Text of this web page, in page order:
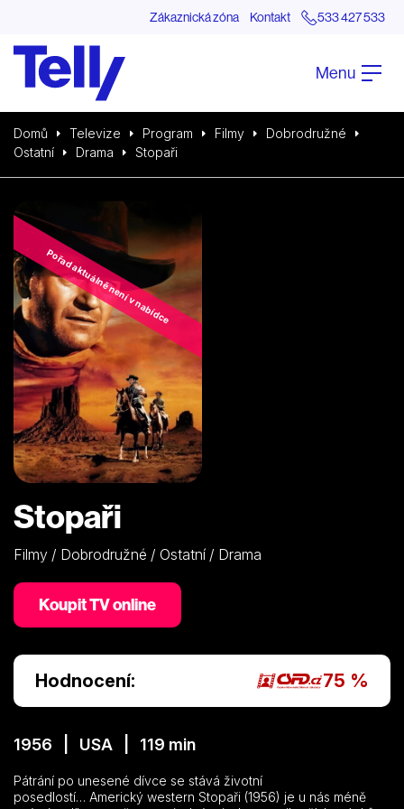
Zákaznická zóna Kontakt 533 427 533
Menu
Domů Televize Program Filmy
Dobrodružné
Ostatní
Drama Stopaři
Pořad aktuálně není v nabídce
Stopaři
Filmy / Dobrodružné / Ostatní / Drama
Koupit TV online
Hodnocení: 75 %
1956 | USA | 119 min
Pátrání po unesené dívce se stává životní
posedlostí… Americký western Stopaři (1956) je u nás méně